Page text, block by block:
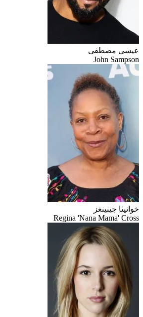
عيسى مصطفى
John Sampson
خوانيتا جينينغز
Regina 'Nana Mama' Cross